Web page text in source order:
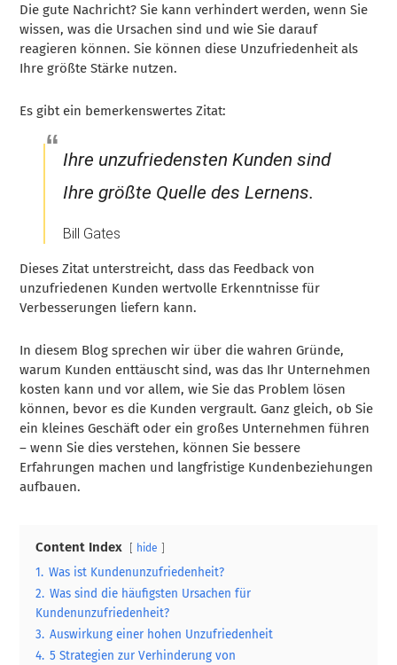
Die gute Nachricht? Sie kann verhindert werden, wenn Sie
wissen, was die Ursachen sind und wie Sie darauf
reagieren können. Sie können diese Unzufriedenheit als
Ihre größte Stärke nutzen.
Es gibt ein bemerkenswertes Zitat:
Ihre unzufriedensten Kunden sind
Ihre größte Quelle des Lernens.
Bill Gates
Dieses Zitat unterstreicht, dass das Feedback von
unzufriedenen Kunden wertvolle Erkenntnisse für
Verbesserungen liefern kann.
In diesem Blog sprechen wir über die wahren Gründe,
warum Kunden enttäuscht sind, was das Ihr Unternehmen
kosten kann und vor allem, wie Sie das Problem lösen
können, bevor es die Kunden vergrault. Ganz gleich, ob Sie
ein kleines Geschäft oder ein großes Unternehmen führen
– wenn Sie dies verstehen, können Sie bessere
Erfahrungen machen und langfristige Kundenbeziehungen
aufbauen.
Content Index hide
1. Was ist Kundenunzufriedenheit?
2. Was sind die häufigsten Ursachen für
Kundenunzufriedenheit?
3. Auswirkung einer hohen Unzufriedenheit
4. 5 Strategien zur Verhinderung von